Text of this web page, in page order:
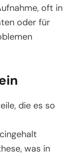
oft in
oder für
die es so
was in